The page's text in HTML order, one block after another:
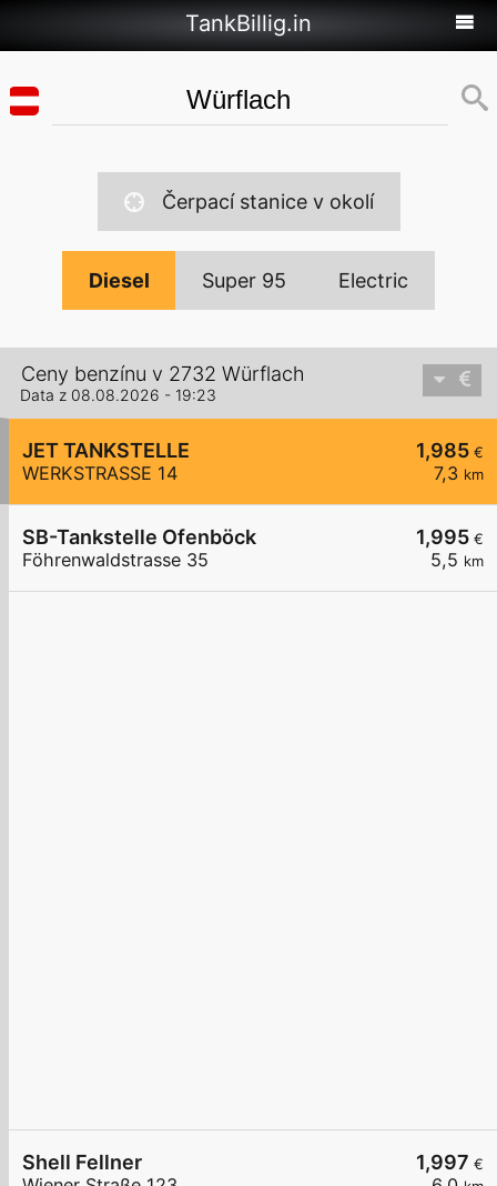
TankBillig.in
Čerpací stanice v okolí
Diesel Super 95 Electric
Ceny benzínu v 2732 Würflach
Data z 08.08.2026 - 19:23
1,985 €
7,3 km
JET TANKSTELLE
WERKSTRASSE 14
1,995 €
5,5 km
SB-Tankstelle Ofenböck
Föhrenwaldstrasse 35
1,997 €
Shell Fellner